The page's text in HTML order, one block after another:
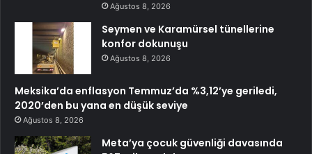
Ağustos 8, 2026
Seymen ve Karamürsel tünellerine
konfor dokunuşu
Ağustos 8, 2026
Meksika’da enflasyon Temmuz’da %3,12’ye geriledi,
2020’den bu yana en düşük seviye
Ağustos 8, 2026
Meta’ya çocuk güvenliği davasında